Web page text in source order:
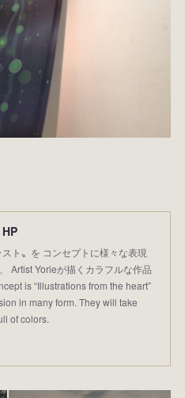
スト〟を コンセプトに様々な表現
Artist Yorieが描くカラフルな作品
is “Illustrations from the heart”
in many form. They will take
of colors.